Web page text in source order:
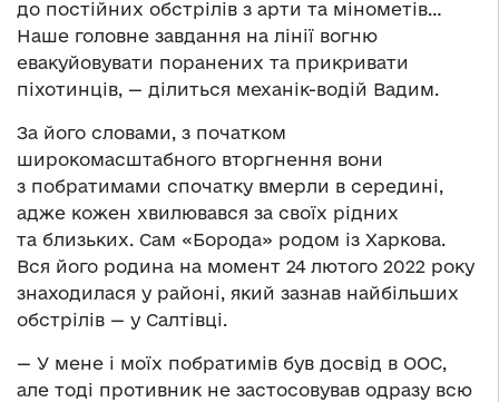
до постійних обстрілів з арти та мінометів…
Наше головне завдання на лінії вогню
евакуйовувати поранених та прикривати
піхотинців, — ділиться механік-водій Вадим.
За його словами, з початком
широкомасштабного вторгнення вони
з побратимами спочатку вмерли в середині,
адже кожен хвилювався за своїх рідних
та близьких. Сам «Борода» родом із Харкова.
Вся його родина на момент 24 лютого 2022 року
знаходилася у районі, який зазнав найбільших
обстрілів — у Салтівці.
— У мене і моїх побратимів був досвід в ООС,
але тоді противник не застосовував одразу всю